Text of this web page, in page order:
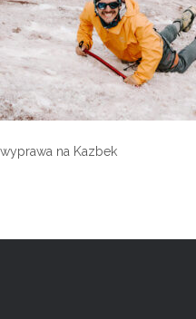
wyprawa na Kazbek